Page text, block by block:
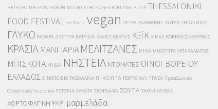
HELEXPO MEGAOSTRAKON MOUNT ATHOS AREA KOUZINA PIZZA THESSALONIKI
FOOD FESTIVAL Tre Marie vegan VESPA ΒΑΜΒΑΚΗΣ ΓΑΥΡΟΣ ΤΗΓΑΝΗΤΟΣ
ΓΛΥΚΟ ΚΑΘΑΡΑ ΔΕΥΤΕΡΑ ΚΑΡΥΔΙΑ ΚΑΦΕΣ ΚΕΧΡΗΣ ΚΕΪΚ ΚΙΜΑΣ ΚΟΚΚΙΝΟΣ ΦΟΥΡΝΟΣ
ΚΡΑΣΙΑ ΜΑΝΙΤΑΡΙΑ ΜΕΛΙΤΖΑΝΕΣ ΜΗΛΑ ΜΗΛΟΠΙΤΑ ΜΠΑΚΑΛΙΑΡΟΣ
ΜΠΙΣΚΟΤΑ ΜΥΔΙΑ ΝΗΣΤΕΙΑ ΝΤΟΜΑΤΕΣ ΟΙΝΟΙ ΒΟΡΕΙΟΥ
ΕΛΛΑΔΟΣ ΟΙΝΟΠΟΙΕΙΟ ΠΑΣΧΑΛΙΝΑ ΠΗΛΙΟ ΠΙΤΑ ΠΟΡΤΟΚΑΛΙ ΠΡΑΣΑ Προαθωνικός
Οργανισμός Τουρισμού ΡΕΤΣΙΝΑ ΣΑΛΑΤΑ ΣΚΟΡΔΑΛΙΑ ΣΟΥΠΑ ΤΑΧΙΝΙ ΧΑΛΒΑΣ
ΧΟΡΤΟΦΑΓΙΚΗ ΨΑΡΙ μαρμελάδα